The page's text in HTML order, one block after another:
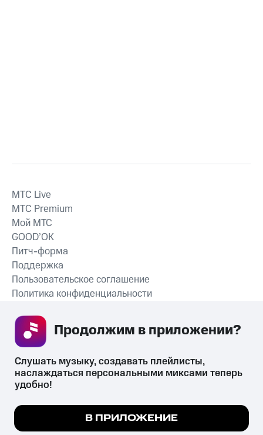
СКАЧАТЬ ПРИЛОЖЕНИЕ
MTС Live
MTС Premium
Мой МТС
GOOD’OK
Питч-форма
Поддержка
Пользовательское соглашение
Политика конфиденциальности
психотропных веществ, их аналогов причиняет вред здоровью,
их незаконный оборот запрещён и влечёт установленную
законодательством ответственность.
Мы используем куки, чтобы на сайте все
Подробнее
Слушать музыку, создавать плейлисты,
наслаждаться персональными миксами теперь
удобно!
В ПРИЛОЖЕНИЕ